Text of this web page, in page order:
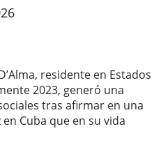
residente en Estados
2023, generó una
tras afirmar en una
Cuba que en su vida